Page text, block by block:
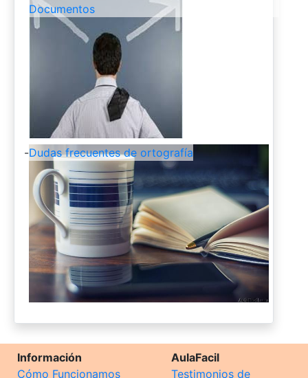
Documentos
-Dudas frecuentes de ortografía
Información
Cómo Funcionamos
AulaFacil
Testimonios de